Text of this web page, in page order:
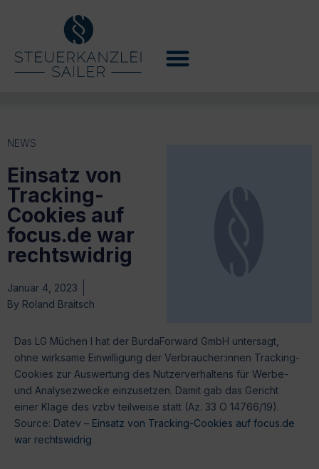
NEWS
Einsatz von
Tracking-
Cookies auf
focus.de war
rechtswidrig
Januar 4, 2023
By Roland Braitsch
Das LG Müchen I hat der BurdaForward GmbH untersagt,
ohne wirksame Einwilligung der Verbraucher:innen Tracking-
Cookies zur Auswertung des Nutzerverhaltens für Werbe-
und Analysezwecke einzusetzen. Damit gab das Gericht
einer Klage des vzbv teilweise statt (Az. 33 O 14766/19).
Source: Datev – Einsatz von Tracking-Cookies auf focus.de
war rechtswidrig